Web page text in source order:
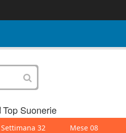
Top Suonerie
Settimana 32 Mese 08